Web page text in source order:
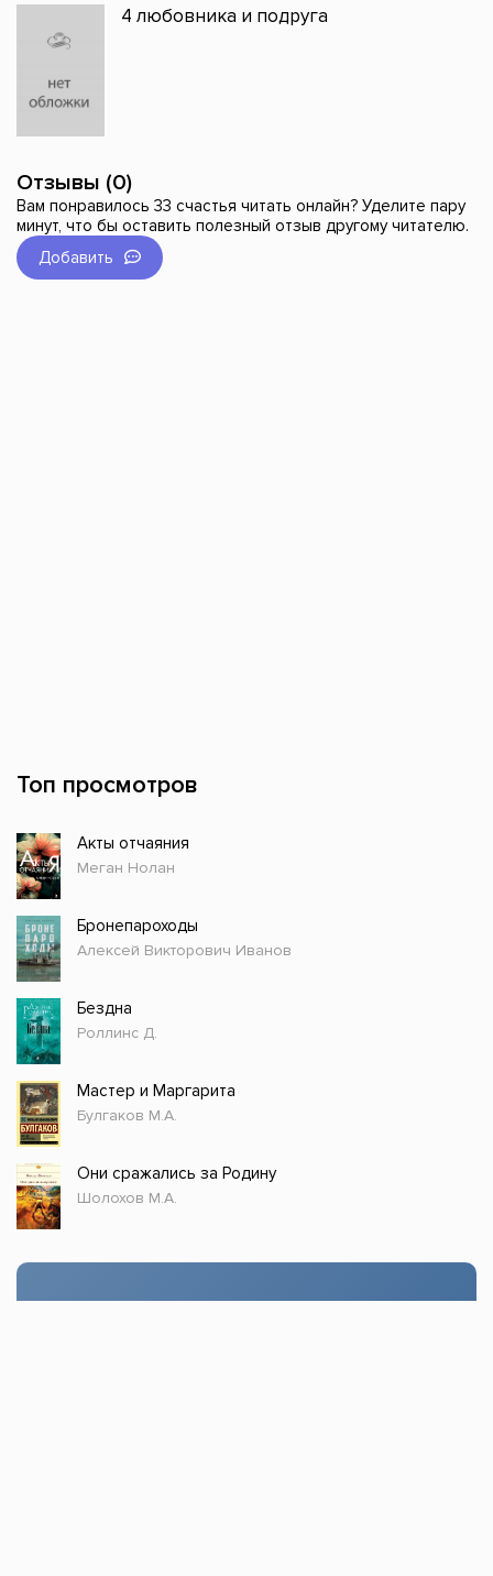
4 любовника и подруга
Отзывы (0)
Вам понравилось 33 счастья читать онлайн? Уделите пару
минут, что бы оставить полезный отзыв другому читателю.
Добавить
Топ просмотров
Акты отчаяния
Меган Нолан
Бронепароходы
Алексей Викторович Иванов
Бездна
Роллинс Д.
Мастер и Маргарита
Булгаков М.А.
Они сражались за Родину
Шолохов М.А.
Стол заказов